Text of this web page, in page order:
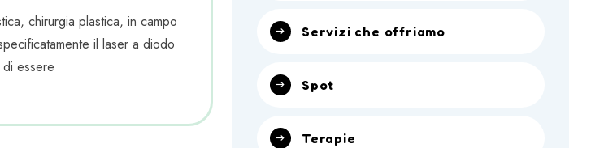
chirurgia plastica, in campo
il laser a diodo
essere
Servizi che offriamo
Spot
Terapie